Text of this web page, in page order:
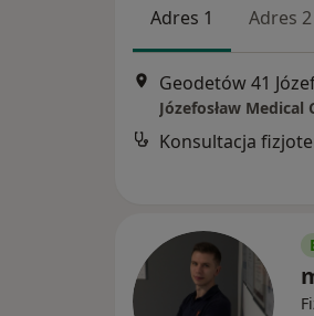
Adres 1 Adres 2
Geodetów 41
Józefosław Medical
Konsultacja